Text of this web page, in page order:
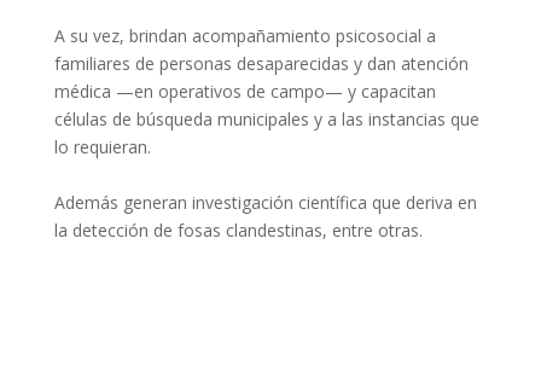
A su vez, brindan acompañamiento psicosocial a
familiares de personas desaparecidas y dan atención
médica —en operativos de campo— y capacitan
células de búsqueda municipales y a las instancias que
lo requieran.
Además generan investigación científica que deriva en
la detección de fosas clandestinas, entre otras.